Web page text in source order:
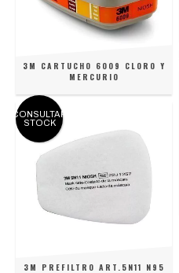
3M CARTUCHO 6009 CLORO Y
MERCURIO
CONSULTAR
STOCK
3M PREFILTRO ART.5N11 N95